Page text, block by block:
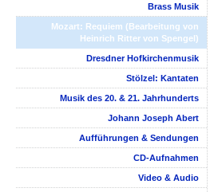
Brass Musik
Mozart: Requiem (Bearbeitung von
Heinrich Ritter von Spengel)
Dresdner Hofkirchenmusik
Stölzel: Kantaten
Musik des 20. & 21. Jahrhunderts
Johann Joseph Abert
Aufführungen & Sendungen
CD-Aufnahmen
Video & Audio